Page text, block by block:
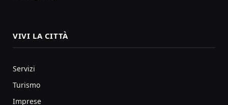
VIVI LA CITTÀ
Servizi
Turismo
Imprese